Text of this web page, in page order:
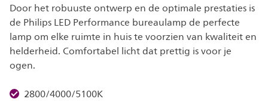
Door het robuuste ontwerp en de optimale prestaties is
de Philips LED Performance bureaulamp de perfecte
lamp om elke ruimte in huis te voorzien van kwaliteit en
helderheid. Comfortabel licht dat prettig is voor je
ogen.
2800/4000/5100K